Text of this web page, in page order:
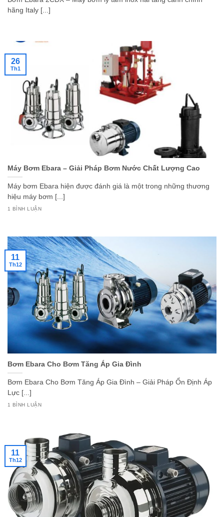
hãng Italy [...]
Máy Bơm Ebara – Giải Pháp Bơm Nước Chất Lượng Cao
Máy bơm Ebara hiện được đánh giá là một trong những thương
hiệu máy bơm [...]
1 BÌNH LUẬN
26
Th1
Bơm Ebara Cho Bơm Tăng Áp Gia Đình
Bơm Ebara Cho Bơm Tăng Áp Gia Đình – Giải Pháp Ổn Định Áp
Lực [...]
1 BÌNH LUẬN
11
Th12
11
Th12